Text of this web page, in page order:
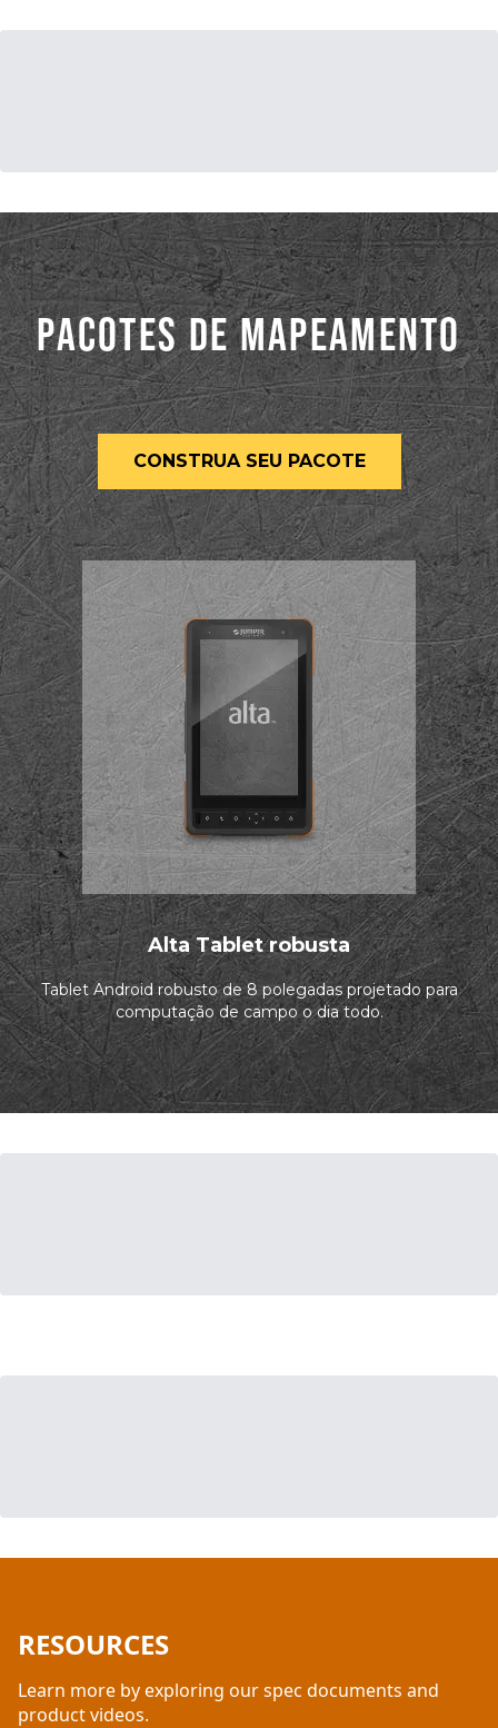
PACOTES DE MAPEAMENTO
CONSTRUA SEU PACOTE
Alta Tablet robusta
Tablet Android robusto de 8 polegadas projetado para
computação de campo o dia todo.
RESOURCES
Learn more by exploring our spec documents and
product videos.